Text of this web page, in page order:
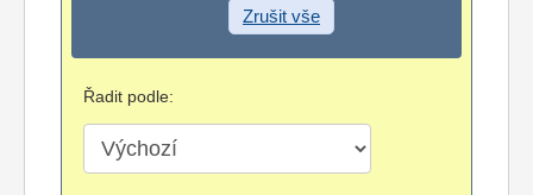
Zrušit vše
Řadit podle: